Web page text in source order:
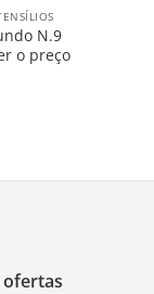
N.9
o preço
ofertas